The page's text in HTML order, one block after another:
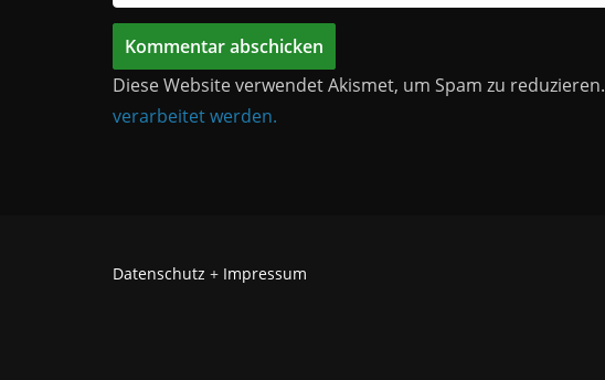
Diese Website verwendet Akismet, um Spam zu reduzieren.
verarbeitet werden.
Datenschutz + Impressum